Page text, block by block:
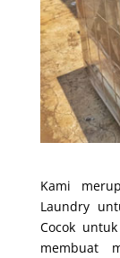
Kami
Laundry
Cocok
membuat